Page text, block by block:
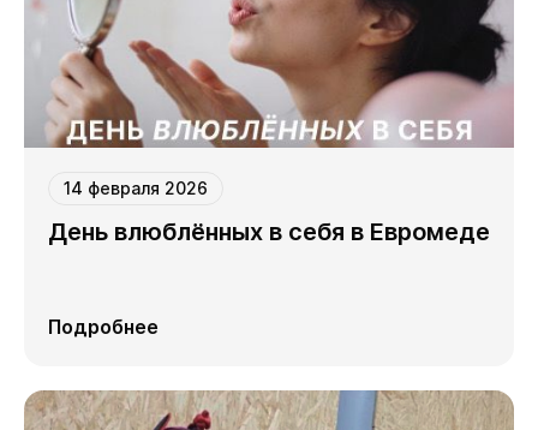
14 февраля 2026
День влюблённых в себя в Евромеде
Подробнее